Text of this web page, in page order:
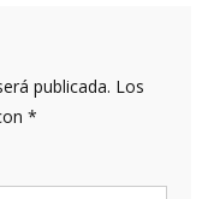
publicada. Los
*